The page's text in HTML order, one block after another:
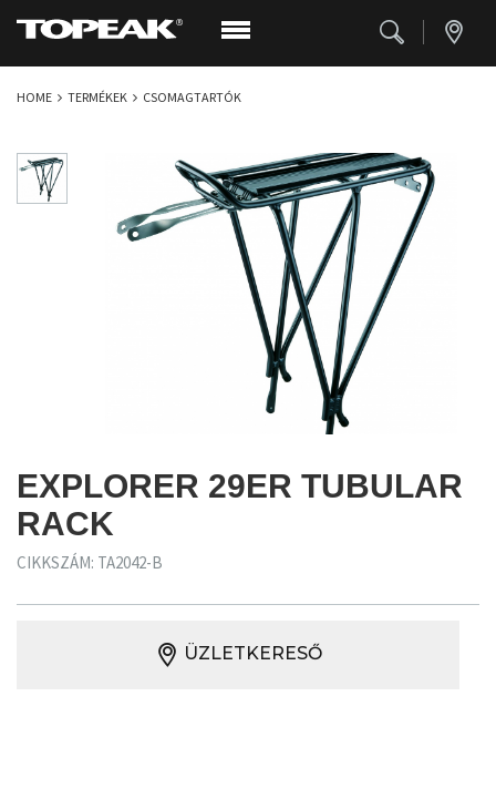
HOME TERMÉKEK CSOMAGTARTÓK
EXPLORER 29ER TUBULAR
RACK
CIKKSZÁM: TA2042-B
ÜZLETKERESŐ